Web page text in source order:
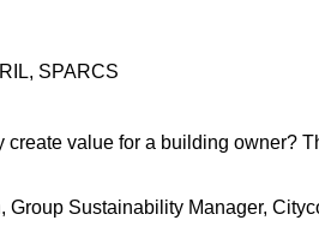
SPARCS
create value for a building owner?
Group Sustainability Manager,